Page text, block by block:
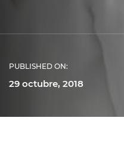
PUBLISHED ON:
29 octubre, 2018